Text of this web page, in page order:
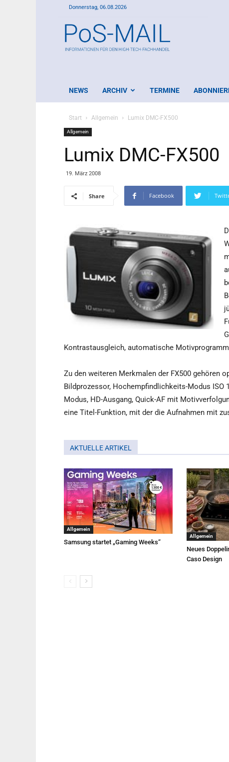
Donnerstag, 06.08.2026
Mail
NEWS ARCHIV TERMINE
Start Allgemein Lumix DMC-FX500
Allgemein
Lumix DMC-FX500
19. März 2008
Share Facebook
Kontrastausgleich, automatische
Zu den weiteren Merkmalen der FX500 gehören
Bildprozessor, Hochempfindlichkeits-Modus ISO
Modus, HD-Ausgang, Quick-AF mit
eine Titel-Funktion, mit der die Aufnahmen mit
AKTUELLE ARTIKEL
Allgemein
Samsung startet „Gaming Weeks“
Allgemein
Neues
Caso Design